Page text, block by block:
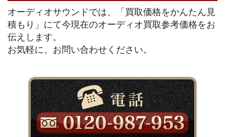
オーディオサウンドでは、「買取価格をかんたん見
積もり」にて今現在のオーディオ買取参考価格をお
伝えします。
お気軽に、お問い合わせください。